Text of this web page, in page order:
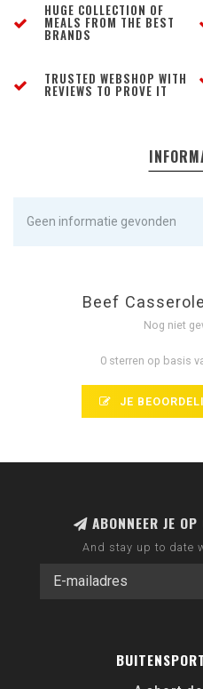
HUGE COLLECTION OF
MEALS FROM THE BEST
BRANDS
TRUSTED WEBSHOP WITH
REVIEWS TO PROVE IT
Geen informatie gevonden
Beef
Nog niet
0 sterren op basis
JE
ABONNEER JE
And stay up to date